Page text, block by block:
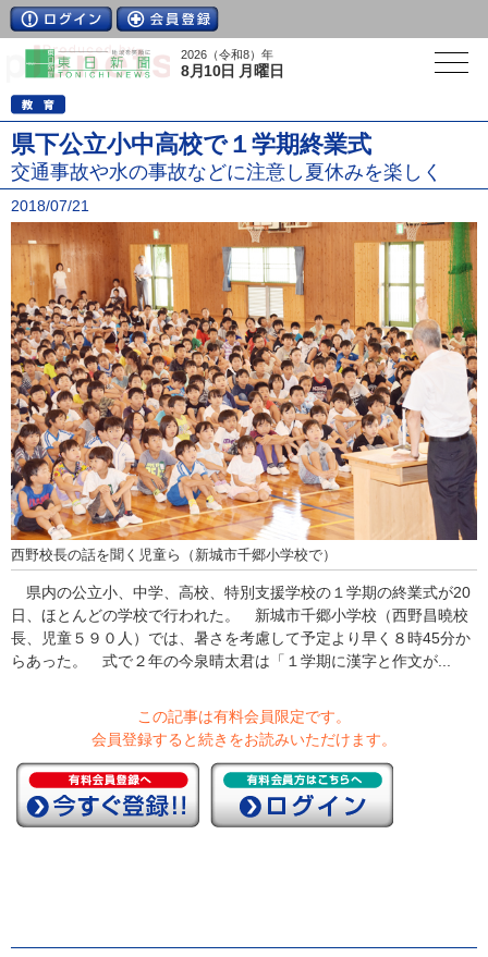
2026（令和8）年
8月10日 月曜日
県下公立小中高校で１学期終業式
交通事故や水の事故などに注意し夏休みを楽しく
2018/07/21
西野校長の話を聞く児童ら（新城市千郷小学校で）
県内の公立小、中学、高校、特別支援学校の１学期の終業式が20
日、ほとんどの学校で行われた。 新城市千郷小学校（西野昌曉校
長、児童５９０人）では、暑さを考慮して予定より早く８時45分か
らあった。 式で２年の今泉晴太君は「１学期に漢字と作文が...
この記事は有料会員限定です。
会員登録すると続きをお読みいただけます。